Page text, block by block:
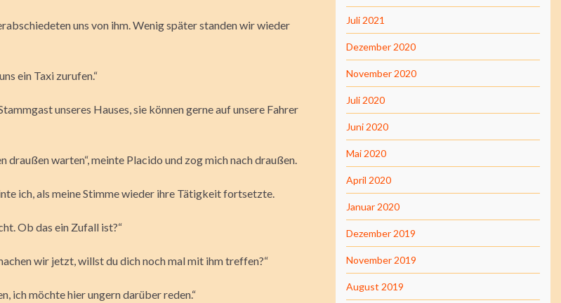
uns von ihm. Wenig später standen wir wieder
ein Taxi zurufen.“
unseres Hauses, sie können gerne auf unsere Fahrer
draußen warten“, meinte Placido und zog mich nach draußen.
ich, als meine Stimme wieder ihre Tätigkeit fortsetzte.
Ob das ein Zufall ist?“
wir jetzt, willst du dich noch mal mit ihm treffen?“
ich möchte hier ungern darüber reden.“
Juli 2021
Dezember 2020
November 2020
Juli 2020
Juni 2020
Mai 2020
April 2020
Januar 2020
Dezember 2019
November 2019
August 2019